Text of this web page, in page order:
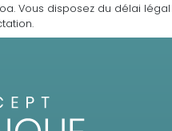
Vous disposez du délai légal